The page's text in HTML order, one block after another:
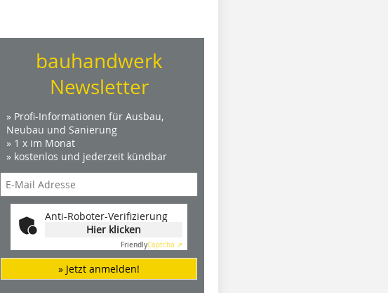
bauhandwerk
Newsletter
» Profi-Informationen für Ausbau,
Neubau und Sanierung
» 1 x im Monat
» kostenlos und jederzeit kündbar
Anti-Roboter-Verifizierung
Hier klicken
FriendlyCaptcha ⇗
» Jetzt anmelden!